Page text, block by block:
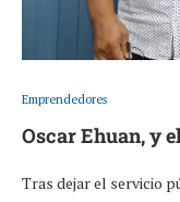
Emprendedores
Oscar Ehuan, y
Tras dejar el servicio